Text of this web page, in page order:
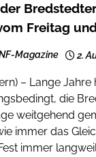
Freitag
Magazine 2.
– Lange
die
weitgehend
immer das
immer